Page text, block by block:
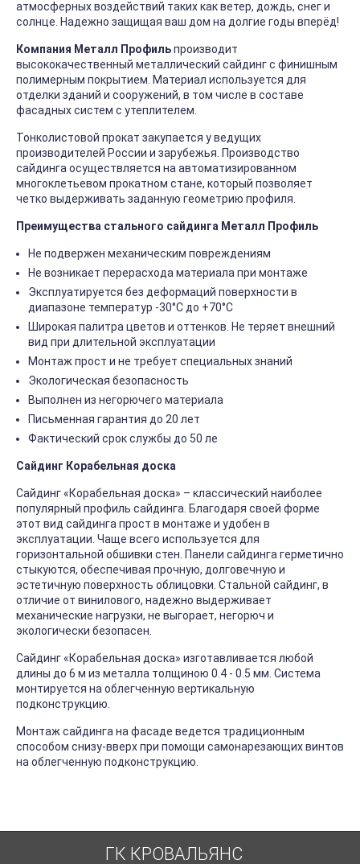
атмосферных воздействий таких как ветер, дождь, снег и
солнце. Надежно защищая ваш дом на долгие годы вперёд!
Компания Металл Профильпроизводит
высококачественный металлический сайдинг с финишным
полимерным покрытием. Материал используется для
отделки зданий и сооружений, в том числе в составе
фасадных систем с утеплителем.
Тонколистовой прокат закупается у ведущих
производителей России и зарубежья. Производство
сайдинга осуществляется на автоматизированном
многоклетьевом прокатном стане, который позволяет
четко выдерживать заданную геометрию профиля.
Преимущества стального сайдинга Металл Профиль
Не подвержен механическим повреждениям
Не возникает перерасхода материала при монтаже
Эксплуатируется без деформаций поверхности в
диапазоне температур -30°C до +70°C
Широкая палитра цветов и оттенков. Не теряет внешний
вид при длительной эксплуатации
Монтаж прост и не требует специальных знаний
Экологическая безопасность
Выполнен из негорючего материала
Письменная гарантия до 20 лет
Фактический срок службы до 50 ле
Сайдинг Корабельная доска
Сайдинг «Корабельная доска» – классический наиболее
популярный профиль сайдинга. Благодаря своей форме
этот вид сайдинга прост в монтаже и удобен в
эксплуатации. Чаще всего используется для
горизонтальной обшивки стен. Панели сайдинга герметично
стыкуются, обеспечивая прочную, долговечную и
эстетичную поверхность облицовки. Стальной сайдинг, в
отличие от винилового, надежно выдерживает
механические нагрузки, не выгорает, негорюч и
экологически безопасен.
Сайдинг «Корабельная доска» изготавливается любой
длины до 6 м из металла толщиною 0.4 - 0.5 мм. Система
монтируется на облегченную вертикальную
подконструкцию.
Монтаж сайдинга на фасаде ведется традиционным
способом снизу-вверх при помощи самонарезающих винтов
на облегченную подконструкцию.
ГК КРОВАЛЬЯНС